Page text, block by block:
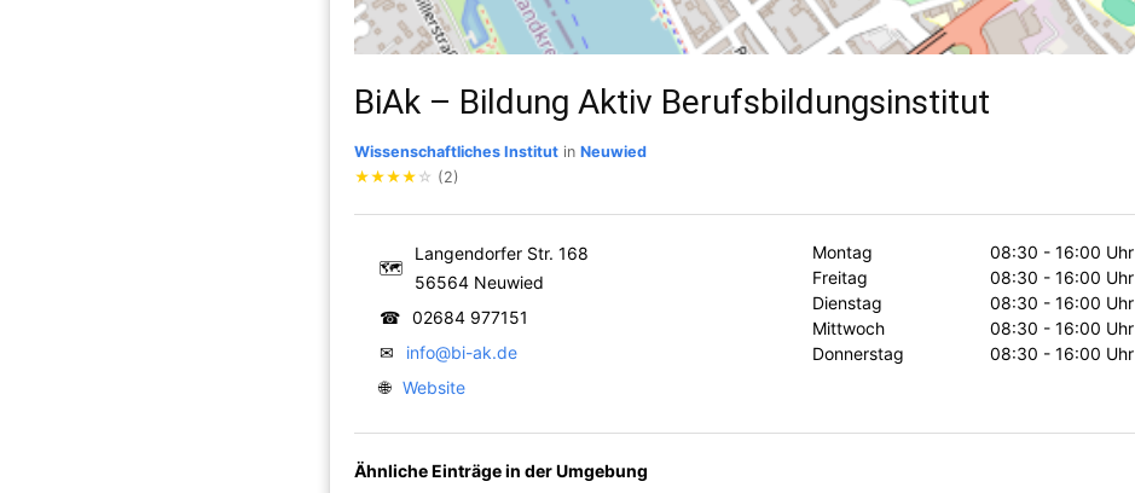
BiAk – Bildung Aktiv Berufsbildungsinstitut
Wissenschaftliches Institut in Neuwied
★★★★ ☆ (2)
🗺
Langendorfer Str. 168
56564 Neuwied
☎ 02684 977151
✉
info@bi-ak.de
🌐 Website
Montag
08:30 - 16:00 Uhr
Freitag
08:30 - 16:00 Uhr
Dienstag
08:30 - 16:00 Uhr
Mittwoch
08:30 - 16:00 Uhr
Donnerstag
08:30 - 16:00 Uhr
Ähnliche Einträge in der Umgebung